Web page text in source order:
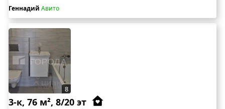
Геннадий Авито
8
3-к, 76 м², 8/20 эт